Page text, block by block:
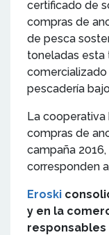
certificado de
compras de
de pesca
toneladas esta
pescadería
La cooperativa
compras de
campaña
corresponden a
Eroski
y en la
responsables